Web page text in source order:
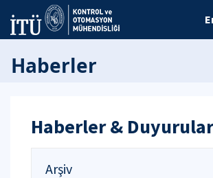
Haberler
Haberler & Duyurular
Arşiv